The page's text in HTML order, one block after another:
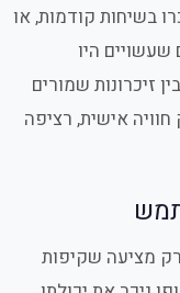
בשיחות קודמות, או
היו
זיכרונות שמורים
אישית, רציפה
מציעה שקיפות